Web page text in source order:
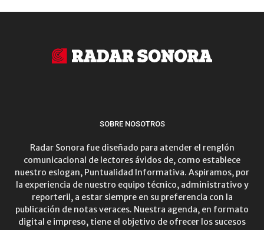
SOBRE NOSOTROS
Radar Sonora fue diseñado para atender el renglón
comunicacional de lectores ávidos de, como establece
nuestro eslogan, Puntualidad Informativa. Aspiramos, por
la experiencia de nuestro equipo técnico, administrativo y
reporteril, a estar siempre en su preferencia con la
publicación de notas veraces. Nuestra agenda, en formato
digital e impreso, tiene el objetivo de ofrecer los sucesos